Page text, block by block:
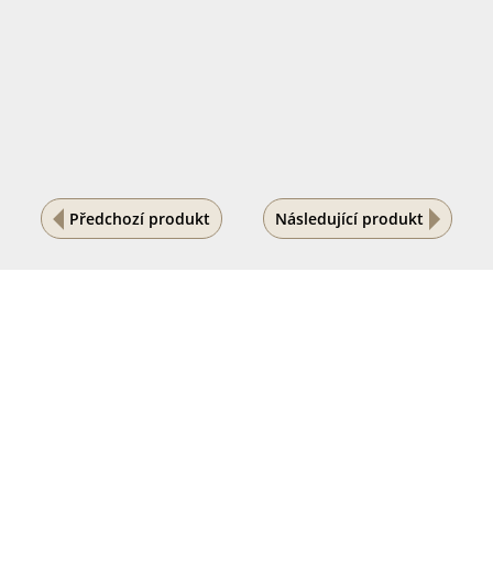
Předchozí produkt Následující produkt